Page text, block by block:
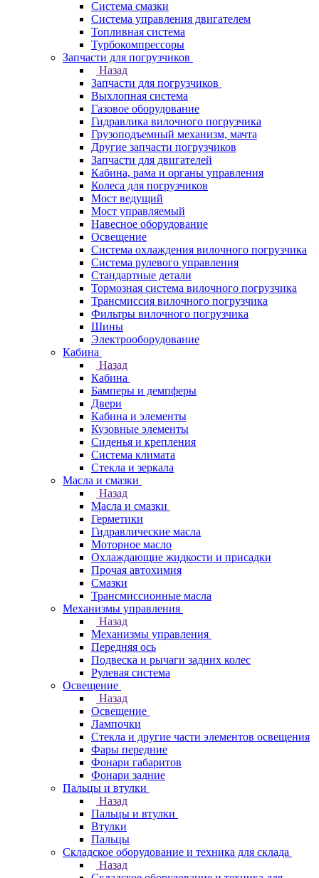
Система смазки
Система управления двигателем
Топливная система
Турбокомпрессоры
Запчасти для погрузчиков
Назад
Запчасти для погрузчиков
Выхлопная система
Газовое оборудование
Гидравлика вилочного погрузчика
Грузоподъемный механизм, мачта
Другие запчасти погрузчиков
Запчасти для двигателей
Кабина, рама и органы управления
Колеса для погрузчиков
Мост ведущий
Мост управляемый
Навесное оборудование
Освещение
Система охлаждения вилочного погрузчика
Система рулевого управления
Стандартные детали
Тормозная система вилочного погрузчика
Трансмиссия вилочного погрузчика
Фильтры вилочного погрузчика
Шины
Электрооборудование
Кабина
Назад
Кабина
Бамперы и демпферы
Двери
Кабина и элементы
Кузовные элементы
Сиденья и крепления
Система климата
Стекла и зеркала
Масла и смазки
Назад
Масла и смазки
Герметики
Гидравлические масла
Моторное масло
Охлаждающие жидкости и присадки
Прочая автохимия
Смазки
Трансмиссионные масла
Механизмы управления
Назад
Механизмы управления
Передняя ось
Подвеска и рычаги задних колес
Рулевая система
Освещение
Назад
Освещение
Лампочки
Стекла и другие части элементов освещения
Фары передние
Фонари габаритов
Фонари задние
Пальцы и втулки
Назад
Пальцы и втулки
Втулки
Пальцы
Складское оборудование и техника для склада
Назад